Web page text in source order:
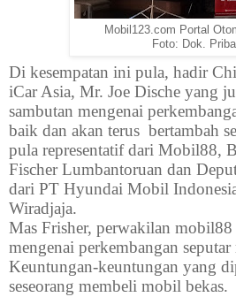
Mobil123.com Portal
Foto: Dok.
Di kesempatan ini pula, hadir
iCar Asia, Mr. Joe Dische yang
sambutan mengenai
baik dan akan terus bertambah
pula representatif dari Mobil88,
Fischer Lumbantoruan dan
dari PT Hyundai Mobil
Wiradjaja.
Mas Frisher, perwakilan mobil88
mengenai perkembangan
Keuntungan-keuntungan yang
seseorang membeli mobil bekas.